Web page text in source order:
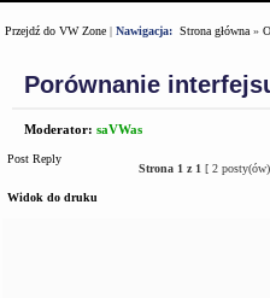
Przejdź do VW Zone | Nawigacja: Strona główna »
Porównanie
Moderator: saVWas
Post Reply
Strona 1 z 1 [ 2
Widok do druku